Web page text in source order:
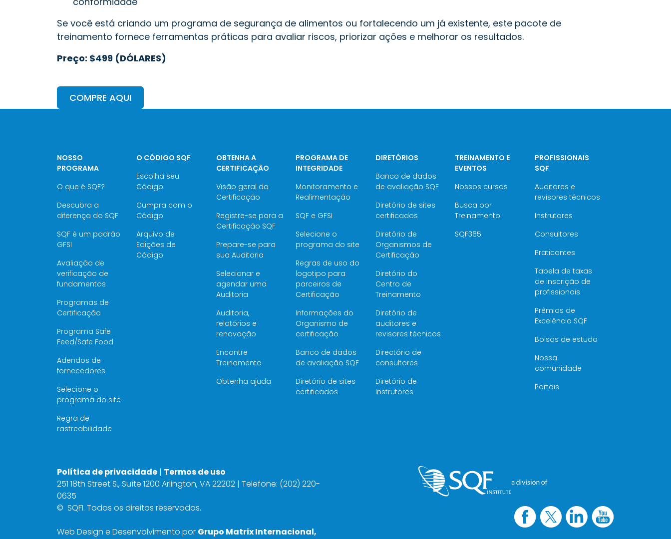
Se você está criando um programa de segurança de alimentos ou fortalecendo um já existente, este pacote de
treinamento fornece ferramentas práticas para avaliar riscos, priorizar ações e melhorar os resultados.
Preço: $499 (DÓLARES)
COMPRE AQUI
NOSSO
PROGRAMA
O que é SQF?
Descubra a
diferença do SQF
SQF é um padrão
GFSI
Avaliação de
verificação de
fundamentos
Programas de
Certificação
Programa Safe
Feed/Safe Food
Adendos de
fornecedores
Selecione o
programa do site
Regra de
rastreabilidade
O CÓDIGO SQF
Escolha seu
Código
Cumpra com o
Código
Arquivo de
Edições de
Código
OBTENHA A
CERTIFICAÇÃO
Visão geral da
Certificação
Registre-se para a
Certificação SQF
Prepare-se para
sua Auditoria
Selecionar e
agendar uma
Auditoria
Auditoria,
relatórios e
renovação
Encontre
Treinamento
Obtenha ajuda
PROGRAMA DE
INTEGRIDADE
Monitoramento e
Realimentação
SQF e GFSI
Selecione o
programa do site
Regras de uso do
logotipo para
parceiros de
Certificação
Informações do
Organismo de
certificação
Banco de dados
de avaliação SQF
Diretório de sites
certificados
DIRETÓRIOS
Banco de dados
de avaliação SQF
Diretório de sites
certificados
Diretório de
Organismos de
Certificação
Diretório do
Centro de
Treinamento
Diretório de
auditores e
revisores técnicos
Directório de
consultores
Diretório de
Instrutores
TREINAMENTO E
EVENTOS
Nossos cursos
Busca por
Treinamento
SQF365
PROFISSIONAIS
SQF
Auditores e
revisores técnicos
Instrutores
Consultores
Praticantes
Tabela de taxas
de inscrição de
profissionais
Prêmios de
Excelência SQF
Bolsas de estudo
Nossa
comunidade
Portais
Política de privacidade | Termos de uso
251 18th Street S., Suíte 1200 Arlington, VA 22202 | Telefone: (202) 220-
0635
© SQFI. Todos os direitos reservados.
Web Design e Desenvolvimento por Grupo Matrix Internacional,